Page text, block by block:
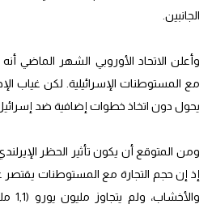
الجانبين.
وأعلن الاتحاد الأوروبي الشهر الماضي
مع المستوطنات الإسرائيلية. لكن غياب
يحول دون اتخاذ خطوات إضافية ضد
ومن المتوقع أن يكون تأثير الحظر
إذ إن حجم التجارة مع المستوطنات